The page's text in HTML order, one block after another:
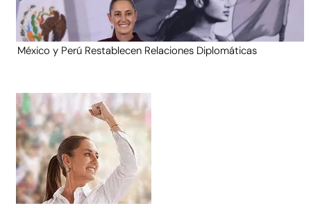
México y Perú Restablecen Relaciones Diplomáticas